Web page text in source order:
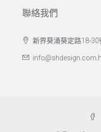
聯絡我們
新界葵涌葵定路18-